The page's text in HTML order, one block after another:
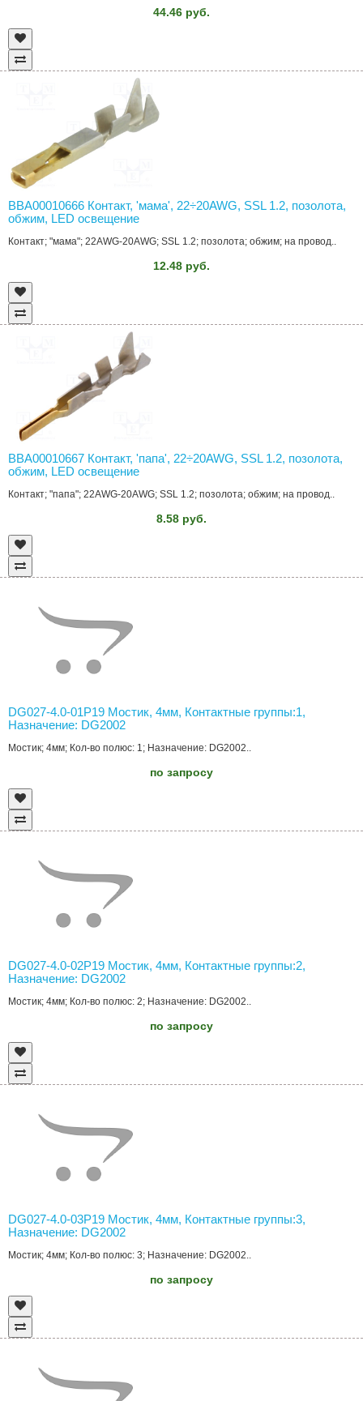
44.46 руб.
BBA00010666 Контакт, 'мама', 22÷20AWG, SSL 1.2, позолота,
обжим, LED освещение
Контакт; "мама"; 22AWG-20AWG; SSL 1.2; позолота; обжим; на провод..
12.48 руб.
BBA00010667 Контакт, 'папа', 22÷20AWG, SSL 1.2, позолота,
обжим, LED освещение
Контакт; "папа"; 22AWG-20AWG; SSL 1.2; позолота; обжим; на провод..
8.58 руб.
DG027-4.0-01P19 Мостик, 4мм, Контактные группы:1,
Назначение: DG2002
Мостик; 4мм; Кол-во полюс: 1; Назначение: DG2002..
по запросу
DG027-4.0-02P19 Мостик, 4мм, Контактные группы:2,
Назначение: DG2002
Мостик; 4мм; Кол-во полюс: 2; Назначение: DG2002..
по запросу
DG027-4.0-03P19 Мостик, 4мм, Контактные группы:3,
Назначение: DG2002
Мостик; 4мм; Кол-во полюс: 3; Назначение: DG2002..
по запросу